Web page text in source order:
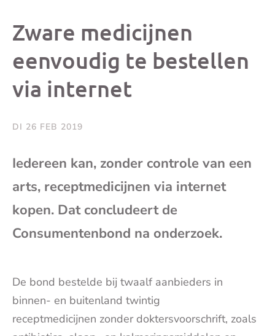
bericht bericht
Zware medicijnen
eenvoudig te bestellen
via internet
DI 26 FEB 2019
Iedereen kan, zonder controle van een
arts, receptmedicijnen via internet
kopen. Dat concludeert de
Consumentenbond na onderzoek.
De bond bestelde bij twaalf aanbieders in
binnen- en buitenland twintig
receptmedicijnen zonder doktersvoorschrift, zoals